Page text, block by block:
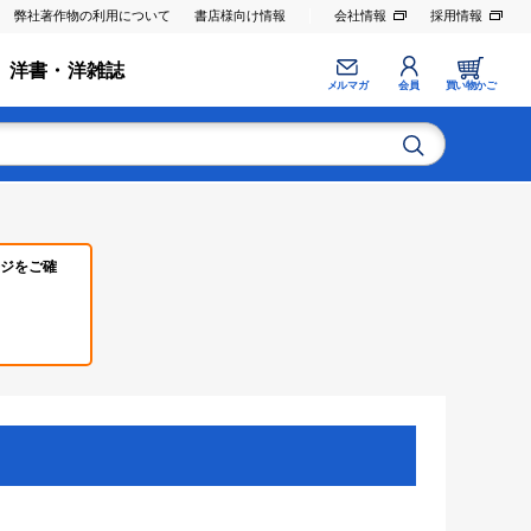
弊社著作物の利用について 書店様向け情報 会社情報 採用情報
洋書・洋雑誌
メルマガ 会員 買い物かご
をご確